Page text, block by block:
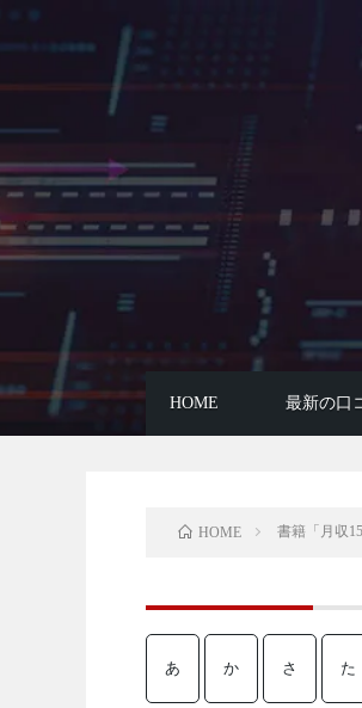
HOME 最新の口
HOME 書籍「月収
あ か さ た